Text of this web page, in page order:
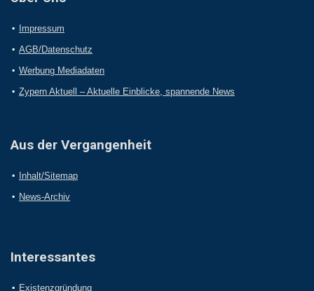
Impressum
AGB/Datenschutz
Werbung Mediadaten
Zypern Aktuell – Aktuelle Einblicke, spannende News
Aus der Vergangenheit
Inhalt/Sitemap
News-Archiv
Interessantes
Existenzgründung